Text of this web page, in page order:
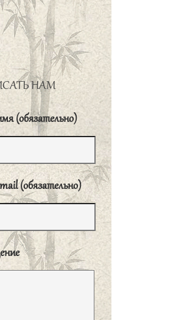
固、毋我。
категорически
от четырех
не вдавался в
размышления, не
в своих
не проявлял
и не думал о
君子食无求
无求安、敏於
正焉、可谓好
。«Когда
муж умерен в
НАМ
(обязательно)
(обязательно)